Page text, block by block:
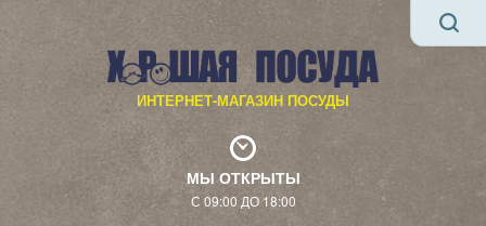
ИНТЕРНЕТ-МАГАЗИН ПОСУДЫ
МЫ ОТКРЫТЫ
С 09:00 ДО 18:00